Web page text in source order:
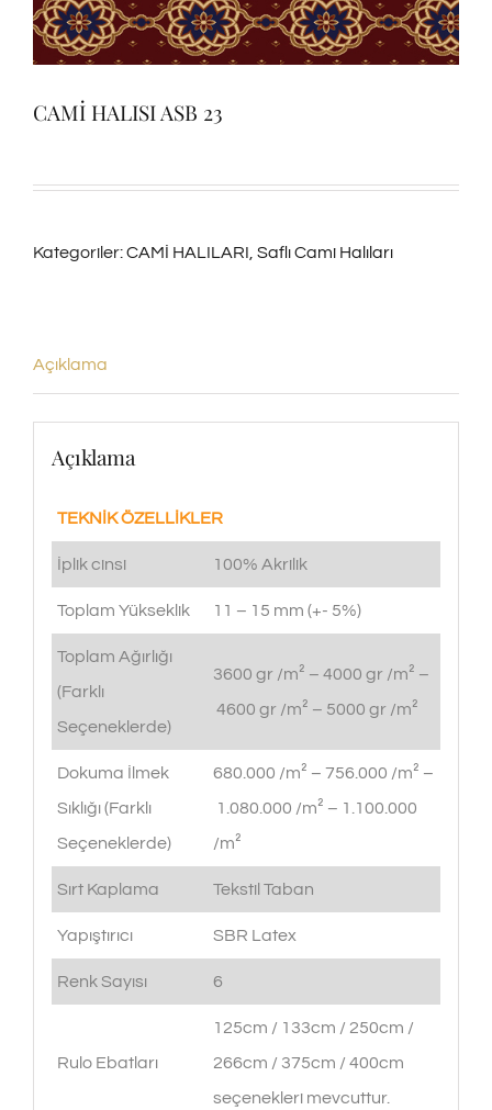
CAMİ HALISI ASB 23
Kategoriler:CAMİ HALILARI Saflı Cami Halıları
Açıklama
Açıklama
TEKNİK ÖZELLİKLER
İplik cinsi 100% Akrilik
Toplam Yükseklik 11 – 15 mm (+- 5%)
Toplam Ağırlığı
(Farklı
Seçeneklerde)
3600 gr /m² – 4000 gr /m² –
4600 gr /m² – 5000 gr /m²
Dokuma İlmek
Sıklığı (Farklı
Seçeneklerde)
680.000 /m² – 756.000 /m² –
1.080.000 /m² – 1.100.000
/m²
Sırt Kaplama Tekstil Taban
Yapıştırıcı SBR Latex
Renk Sayısı 6
Rulo Ebatları
125cm / 133cm / 250cm /
266cm / 375cm / 400cm
seçenekleri mevcuttur.